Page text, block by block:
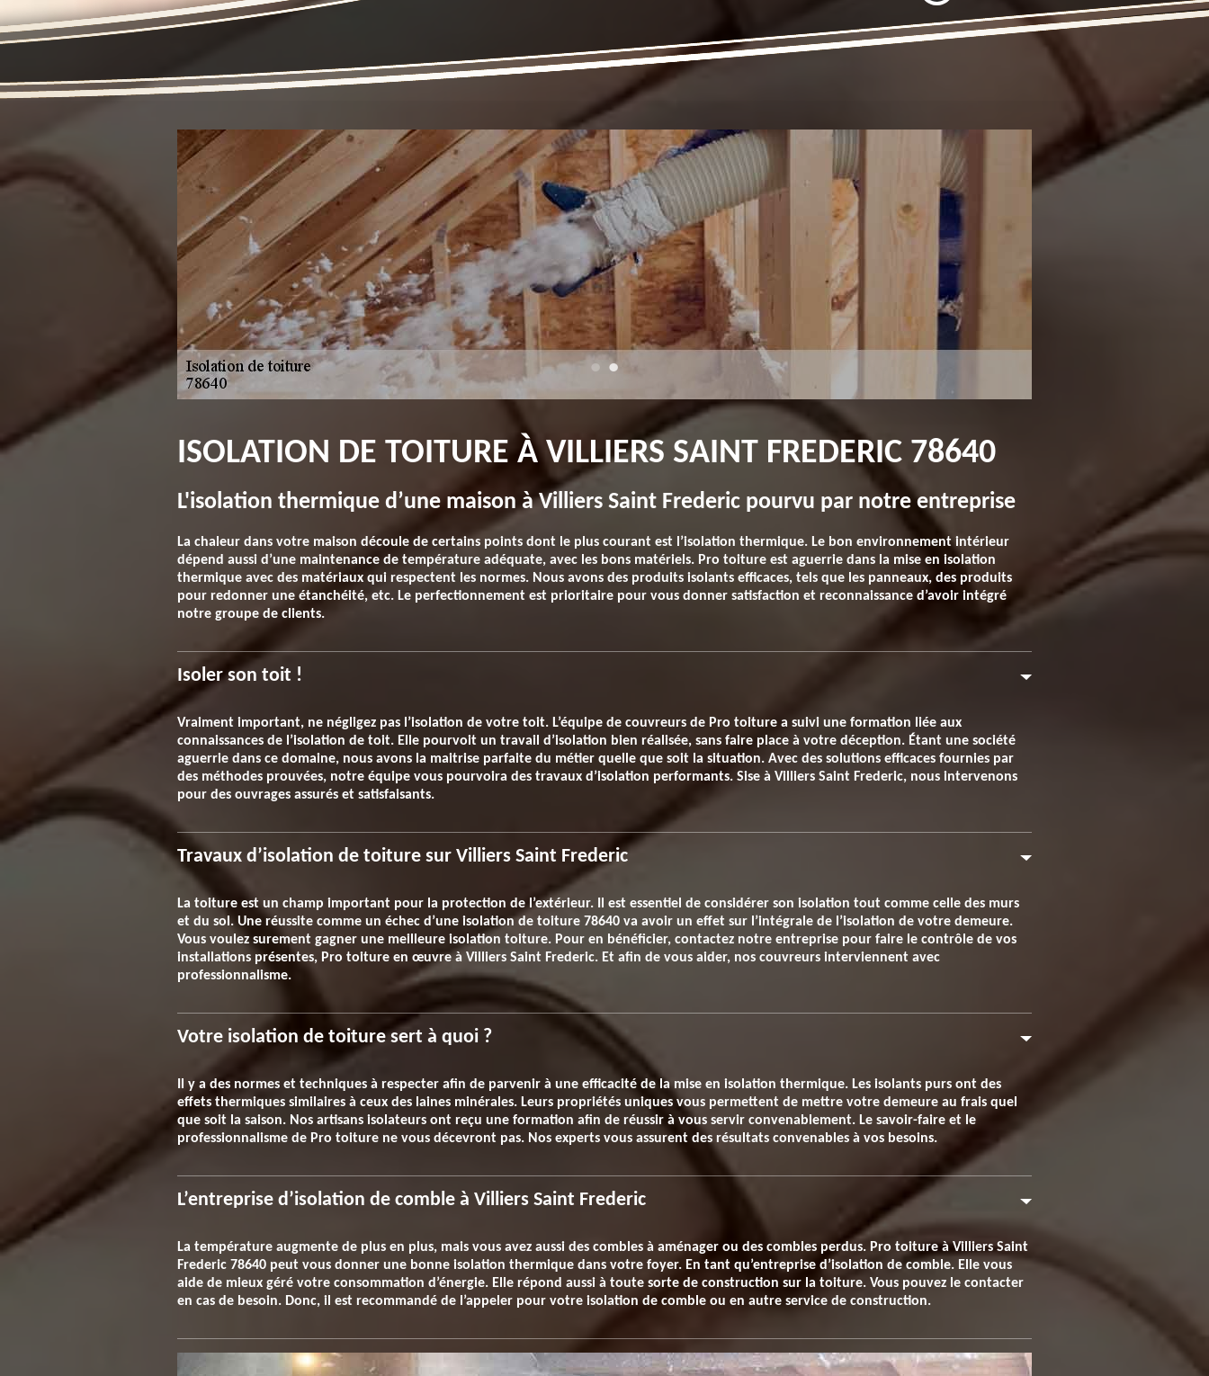
ISOLATION DE TOITURE À VILLIERS SAINT FREDERIC 78640
L'isolation thermique d’une maison à Villiers Saint Frederic pourvu par notre entreprise
La chaleur dans votre maison découle de certains points dont le plus courant est l’isolation thermique. Le bon environnement intérieur
dépend aussi d’une maintenance de température adéquate, avec les bons matériels. Pro toiture est aguerrie dans la mise en isolation
thermique avec des matériaux qui respectent les normes. Nous avons des produits isolants efficaces, tels que les panneaux, des produits
pour redonner une étanchéité, etc. Le perfectionnement est prioritaire pour vous donner satisfaction et reconnaissance d’avoir intégré
notre groupe de clients.
Isoler son toit !
Vraiment important, ne négligez pas l’isolation de votre toit. L’équipe de couvreurs de Pro toiture a suivi une formation liée aux
connaissances de l’isolation de toit. Elle pourvoit un travail d’isolation bien réalisée, sans faire place à votre déception. Étant une société
aguerrie dans ce domaine, nous avons la maitrise parfaite du métier quelle que soit la situation. Avec des solutions efficaces fournies par
des méthodes prouvées, notre équipe vous pourvoira des travaux d’isolation performants. Sise à Villiers Saint Frederic, nous intervenons
pour des ouvrages assurés et satisfaisants.
Travaux d’isolation de toiture sur Villiers Saint Frederic
La toiture est un champ important pour la protection de l’extérieur. Il est essentiel de considérer son isolation tout comme celle des murs
et du sol. Une réussite comme un échec d’une isolation de toiture 78640 va avoir un effet sur l’intégrale de l’isolation de votre demeure.
Vous voulez surement gagner une meilleure isolation toiture. Pour en bénéficier, contactez notre entreprise pour faire le contrôle de vos
installations présentes, Pro toiture en œuvre à Villiers Saint Frederic. Et afin de vous aider, nos couvreurs interviennent avec
professionnalisme.
Votre isolation de toiture sert à quoi ?
Il y a des normes et techniques à respecter afin de parvenir à une efficacité de la mise en isolation thermique. Les isolants purs ont des
effets thermiques similaires à ceux des laines minérales. Leurs propriétés uniques vous permettent de mettre votre demeure au frais quel
que soit la saison. Nos artisans isolateurs ont reçu une formation afin de réussir à vous servir convenablement. Le savoir-faire et le
professionnalisme de Pro toiture ne vous décevront pas. Nos experts vous assurent des résultats convenables à vos besoins.
L’entreprise d’isolation de comble à Villiers Saint Frederic
La température augmente de plus en plus, mais vous avez aussi des combles à aménager ou des combles perdus. Pro toiture à Villiers Saint
Frederic 78640 peut vous donner une bonne isolation thermique dans votre foyer. En tant qu’entreprise d’isolation de comble. Elle vous
aide de mieux géré votre consommation d’énergie. Elle répond aussi à toute sorte de construction sur la toiture. Vous pouvez le contacter
en cas de besoin. Donc, il est recommandé de l’appeler pour votre isolation de comble ou en autre service de construction.